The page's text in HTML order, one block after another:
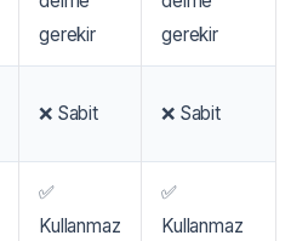
gerekir
gerekir
❌ Sabit ❌ Sabit
✅
Kullanmaz
✅
Kullanmaz